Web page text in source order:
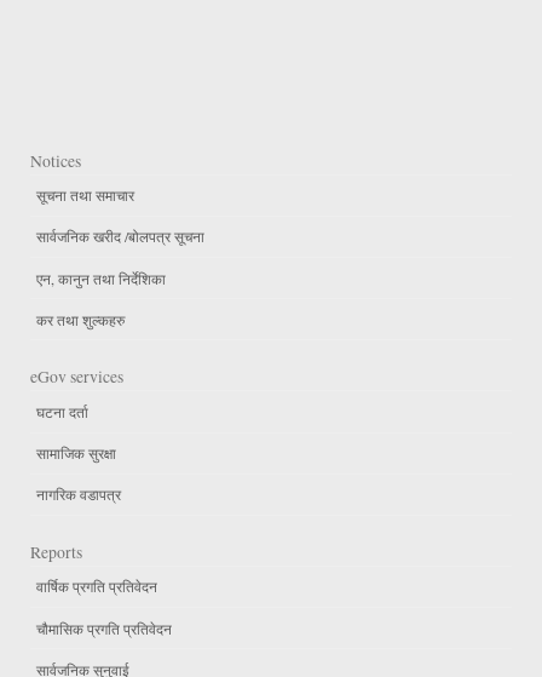
Notices
सूचना तथा समाचार
सार्वजनिक खरीद /बोलपत्र सूचना
एन, कानुन तथा निर्देशिका
कर तथा शुल्कहरु
eGov services
घटना दर्ता
सामाजिक सुरक्षा
नागरिक वडापत्र
Reports
वार्षिक प्रगति प्रतिवेदन
चौमासिक प्रगति प्रतिवेदन
सार्वजनिक सुनुवाई